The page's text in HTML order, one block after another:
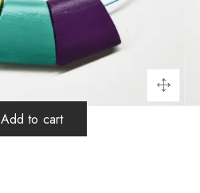
Add to cart